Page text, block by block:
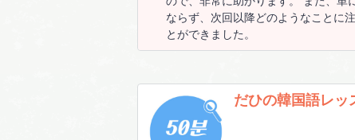
ならず、次回以降どのようなことに
とができました。
だひの韓国語レッ